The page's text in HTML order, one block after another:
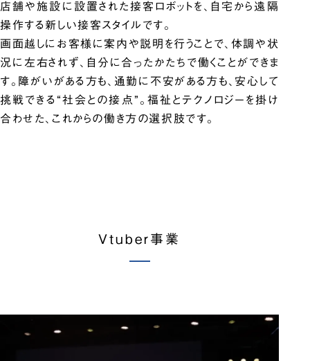
店舗や施設に設置された接客ロボットを、自宅から遠隔
操作する新しい接客スタイルです。
画面越しにお客様に案内や説明を行うことで、体調や状
況に左右されず、自分に合ったかたちで働くことができま
す。障がいがある方も、通勤に不安がある方も、安心して
挑戦できる“社会との接点”。福祉とテクノロジーを掛け
合わせた、これからの働き方の選択肢です。
Vtuber事業